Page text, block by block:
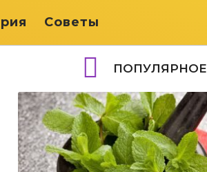
Советы
ПОПУЛЯРНОЕ